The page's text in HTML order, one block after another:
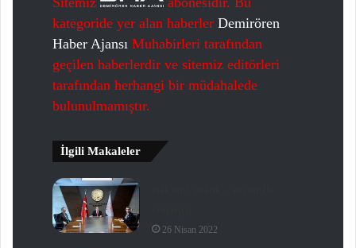
kategoride yer alan haberler Demirören
Haber Ajansı Muhabirleri tarafından
geçilen haberlerdir ve sitemiz editörleri
tarafından herhangi bir müdahalede
bulunulmamıştır.
İlgili Makaleler
26 Nisan 2022